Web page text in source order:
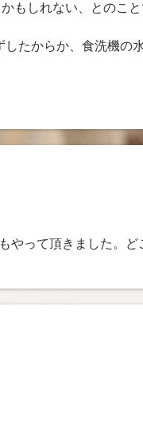
もしれない、とのこ
たからか、食洗機の
やって頂きました。ど